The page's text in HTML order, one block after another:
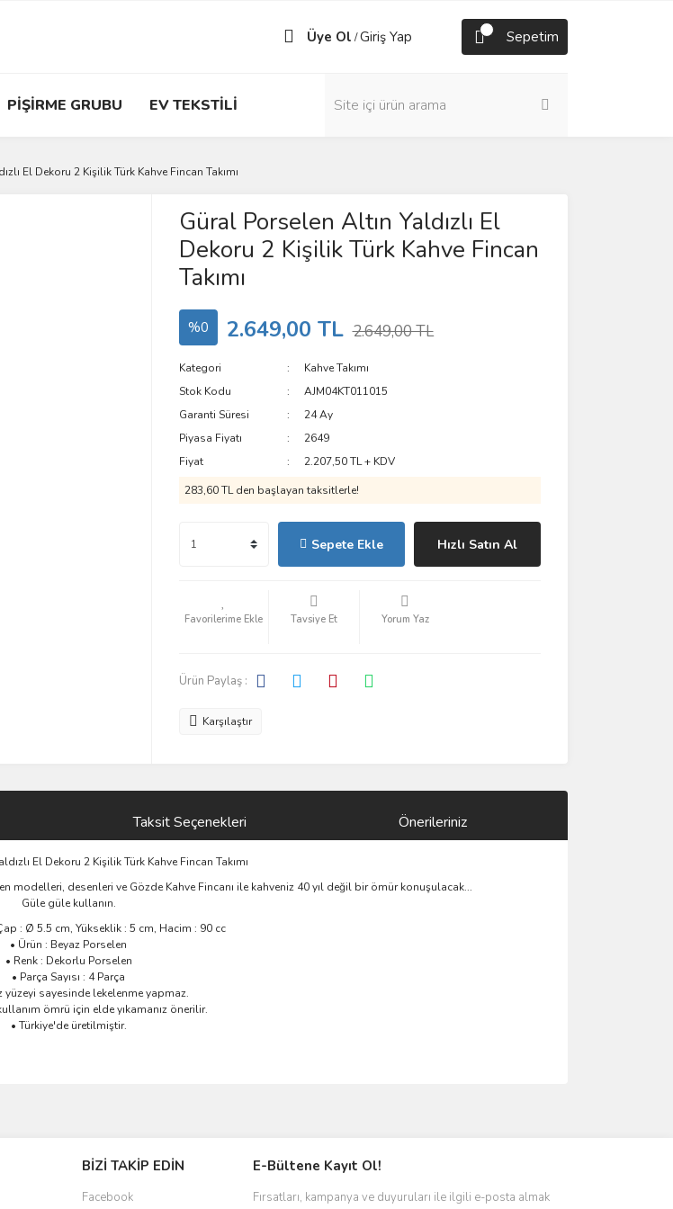
Üye Ol /Giriş Yap Sepetim
PİŞİRME GRUBU EV TEKSTİLİ
El Dekoru 2 Kişilik Türk Kahve Fincan Takımı
Güral Porselen Altın Yaldızlı El
Dekoru 2 Kişilik Türk Kahve Fincan
Takımı
%0 2.649,00 TL 2.649,00 TL
Kategori
Kahve Takımı
Stok Kodu
AJM04KT011015
Garanti Süresi
24 Ay
Piyasa Fiyatı
2649
Fiyat
2.207,50 TL + KDV
283,60 TL den başlayan taksitlerle!
Sepete Ekle Hızlı Satın Al
Tavsiye Et Yorum Yaz
Ürün Paylaş :
Karşılaştır
Taksit Seçenekleri Önerileriniz
El Dekoru 2 Kişilik Türk Kahve Fincan Takımı
modelleri, desenleri ve Gözde Kahve Fincanı ile kahveniz 40 yıl değil bir ömür konuşulacak...
Güle güle kullanın.
: Ø 5.5 cm, Yükseklik : 5 cm, Hacim : 90 cc
• Ürün : Beyaz Porselen
• Renk : Dekorlu Porselen
• Parça Sayısı : 4 Parça
yüzeyi sayesinde lekelenme yapmaz.
ömrü için elde yıkamanız önerilir.
• Türkiye'de üretilmiştir.
BİZİ TAKİP EDİN
Facebook
E-Bültene Kayıt Ol!
Fırsatları, kampanya ve duyuruları ile ilgili e-posta almak